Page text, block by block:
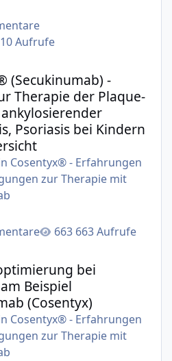
Aufrufe
(Secukinumab) -
Therapie der Plaque-
Psoriasis bei Kindern
Cosentyx® - Erfahrungen
zur Therapie mit
663 Aufrufe
Biologika am Beispiel
bei
Beispiel
(Cosentyx)
Cosentyx® - Erfahrungen
zur Therapie mit